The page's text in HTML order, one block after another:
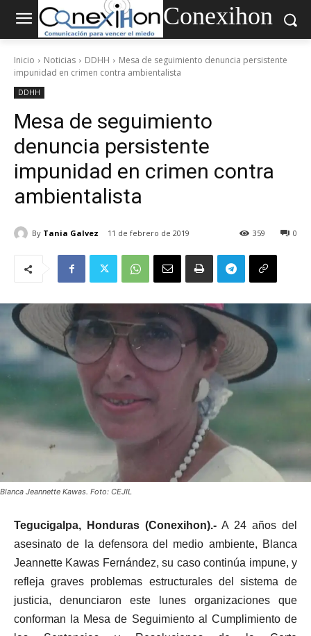
Conexihon
Inicio Noticias DDHH
Mesa de seguimiento denuncia persistente
impunidad en crimen contra ambientalista
DDHH
Mesa de seguimiento
denuncia persistente
impunidad en crimen contra
ambientalista
By Tania Galvez 11 de febrero de 2019 0
359
Blanca Jeannette Kawas. Foto: CEJIL
Tegucigalpa, Honduras (Conexihon).- A 24 años del
asesinato de la defensora del medio ambiente, Blanca
Jeannette Kawas Fernández, su caso continúa impune, y
refleja graves problemas estructurales del sistema de
justicia, denunciaron este lunes organizaciones que
conforman la Mesa de Seguimiento al Cumplimiento de